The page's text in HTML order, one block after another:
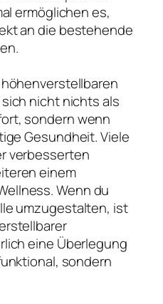
ermöglichen es,
an die bestehende
nicht nichts als
sondern wenn
Gesundheit. Viele
verbesserten
einem
Wenn du
umzugestalten, ist
eine Überlegung
sondern